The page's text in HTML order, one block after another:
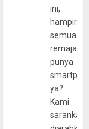
ini,
hampir
semua
remaja
punya
ya?
Kami
sarankan,